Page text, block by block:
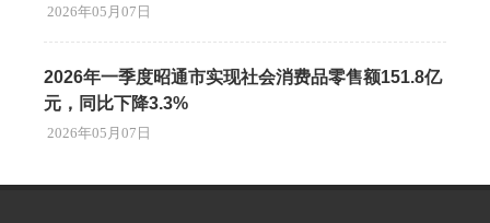
2026年05月07日
2026年一季度昭通市实现社会消费品零售额151.8亿
元，同比下降3.3%
2026年05月07日